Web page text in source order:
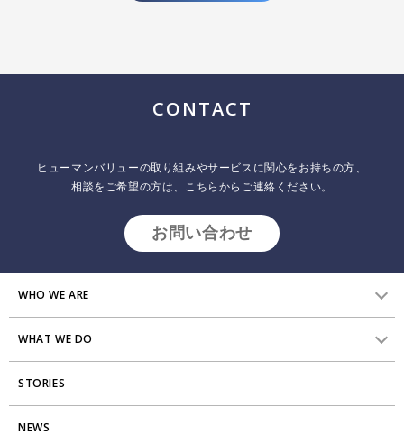
CONTACT
ヒューマンバリューの取り組みやサービスに関心をお持ちの方、
相談をご希望の方は、こちらからご連絡ください。
お問い合わせ
WHO WE ARE
HVからのメッセージ
研究員紹介
アクセス
WHAT WE DO
組織変革
エンゲージメント向上支援
STORIES
Stories
NEWS